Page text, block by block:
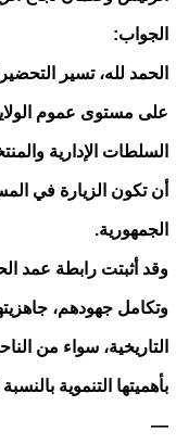
الجواب:
الحمد لله، تسير
على مستوى عموم
السلطات الإدارية
أن تكون الزيارة في
الجمهورية.
وقد أثبتت رابطة عمد
وتكامل جهودهم،
التاريخية، سواء من
بأهميتها التنموية
—